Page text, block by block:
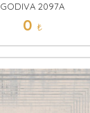
GODIVA 2097A
0 ₺